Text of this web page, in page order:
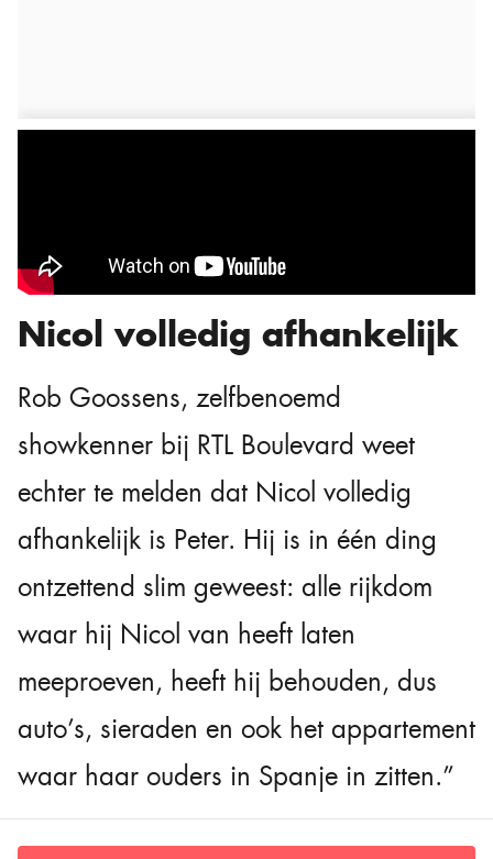
Nicol volledig afhankelijk
Rob Goossens, zelfbenoemd
showkenner bij RTL Boulevard weet
echter te melden dat Nicol volledig
afhankelijk is Peter. Hij is in één ding
ontzettend slim geweest: alle rijkdom
waar hij Nicol van heeft laten
meeproeven, heeft hij behouden, dus
auto’s, sieraden en ook het appartement
waar haar ouders in Spanje in zitten.”